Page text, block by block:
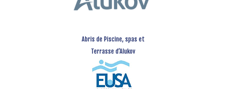
Abris de Piscine, spas et
Terrasse d’Alukov